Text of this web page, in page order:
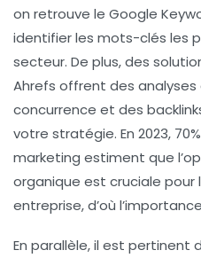
on retrouve le Google
identifier les mots-clés les
secteur. De plus, des
Ahrefs offrent des
concurrence et des
votre stratégie. En 2023,
marketing estiment que
organique est cruciale pour
entreprise, d’où
En parallèle, il est pertinent